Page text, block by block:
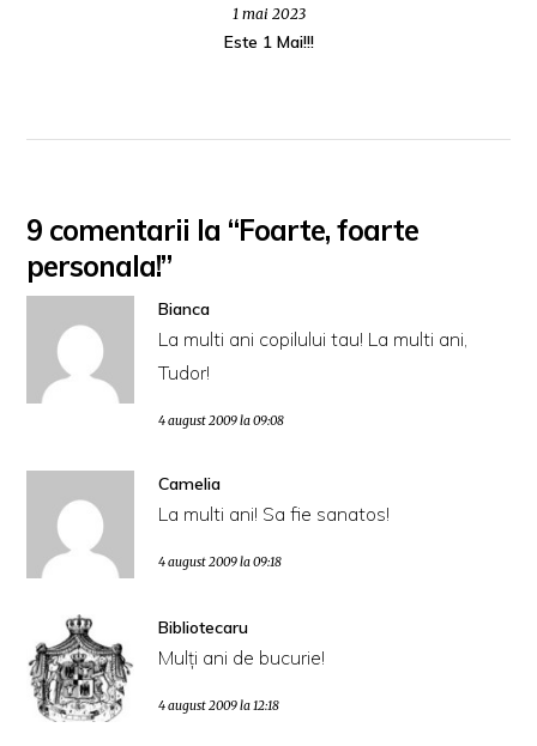
1 mai 2023
Este 1 Mai!!!
9 comentarii la “Foarte, foarte
personala!”
Bianca
La multi ani copilului tau! La multi ani,
Tudor!
4 august 2009 la 09:08
Camelia
La multi ani! Sa fie sanatos!
4 august 2009 la 09:18
Bibliotecaru
Mulţi ani de bucurie!
4 august 2009 la 12:18